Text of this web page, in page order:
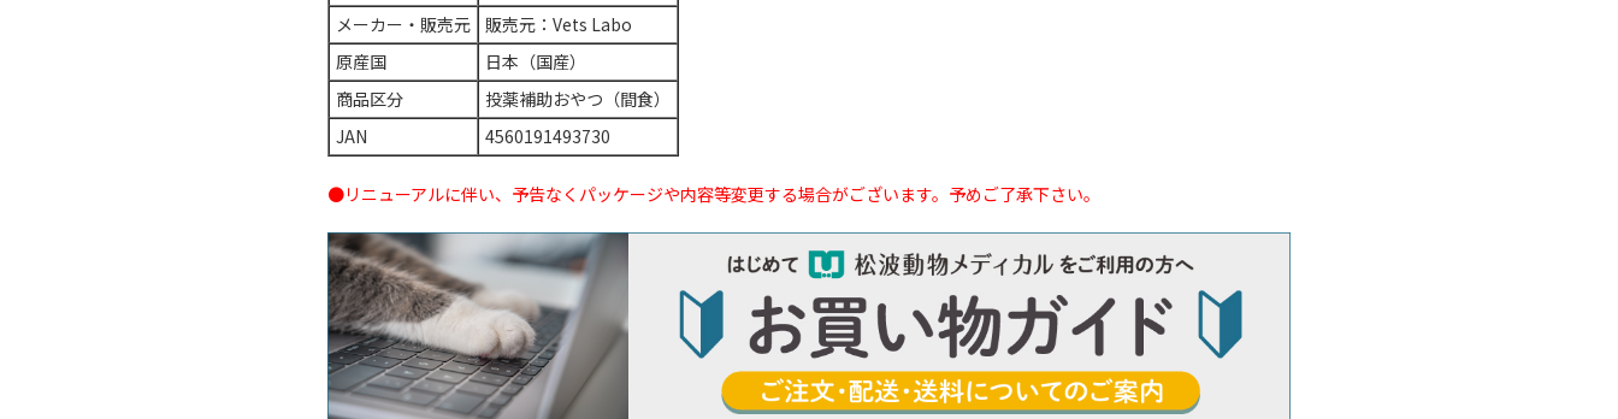
メーカー・販売元
販売元：Vets Labo
原産国
日本（国産）
商品区分
投薬補助おやつ（間食）
JAN
4560191493730
●リニューアルに伴い、予告なくパッケージや内容等変更する場合がございます。予めご了承下さい。